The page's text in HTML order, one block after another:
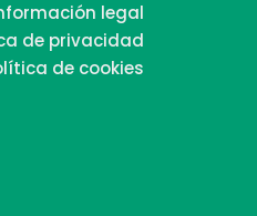
legal
de privacidad
de cookies